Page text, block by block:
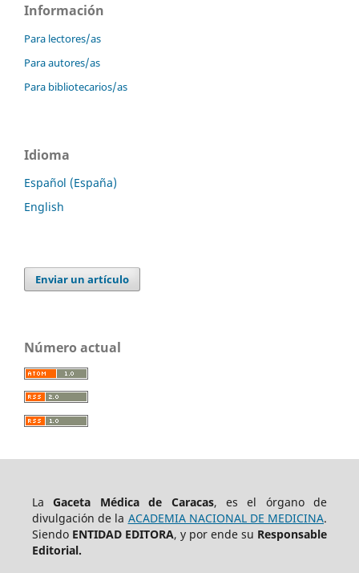
Información
Para lectores/as
Para autores/as
Para bibliotecarios/as
Idioma
Español (España)
English
Enviar un artículo
Número actual
LaGaceta Médica de Caracas, es el órgano de
divulgación de la ACADEMIA NACIONAL DE MEDICINA.
Siendo ENTIDAD EDITORA, y por ende su Responsable
Editorial.